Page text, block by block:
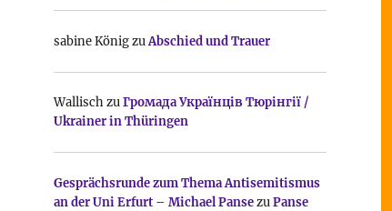
sabine KönigzuAbschied und Trauer
WallischzuГромада Українців Тюрінгії /
Ukrainer in Thüringen
Gesprächsrunde zum Thema Antisemitismus
an der Uni Erfurt – Michael PansezuPanse